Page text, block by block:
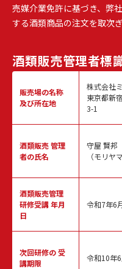
売媒介業免許に基づき、弊
する酒類商品の注文を取次ぎ
酒類販売管理者標
販売場の名称
及び所在地
酒類販売管理
者の氏名
酒類販売管理
研修受講 年月
日
次回研修の受
講期限
株式会社
東京都新
3-1
守屋 賢邦
（モリヤ
令和7年6
令和10年